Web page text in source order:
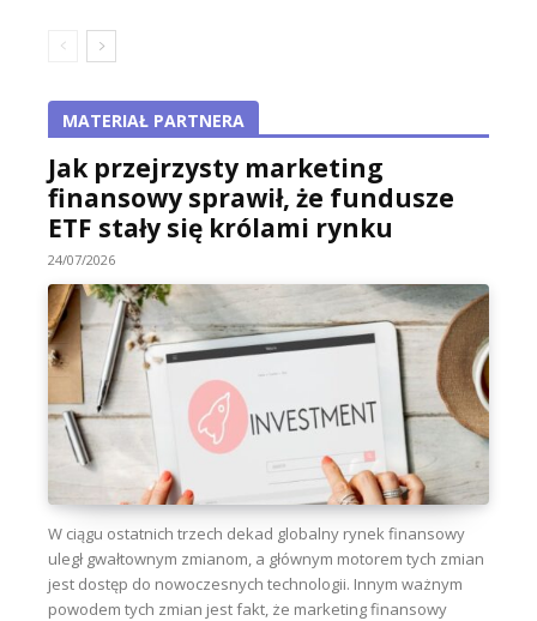
MATERIAŁ PARTNERA
Jak przejrzysty marketing
finansowy sprawił, że fundusze
ETF stały się królami rynku
24/07/2026
W ciągu ostatnich trzech dekad globalny rynek finansowy
uległ gwałtownym zmianom, a głównym motorem tych zmian
jest dostęp do nowoczesnych technologii. Innym ważnym
powodem tych zmian jest fakt, że marketing finansowy